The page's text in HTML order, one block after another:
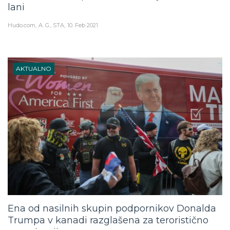
lani
Hudo.com A. G., STA 10. Feb 2021
AKTUALNO
Ena od nasilnih skupin podpornikov Donalda
Trumpa v kanadi razglašena za teroristično